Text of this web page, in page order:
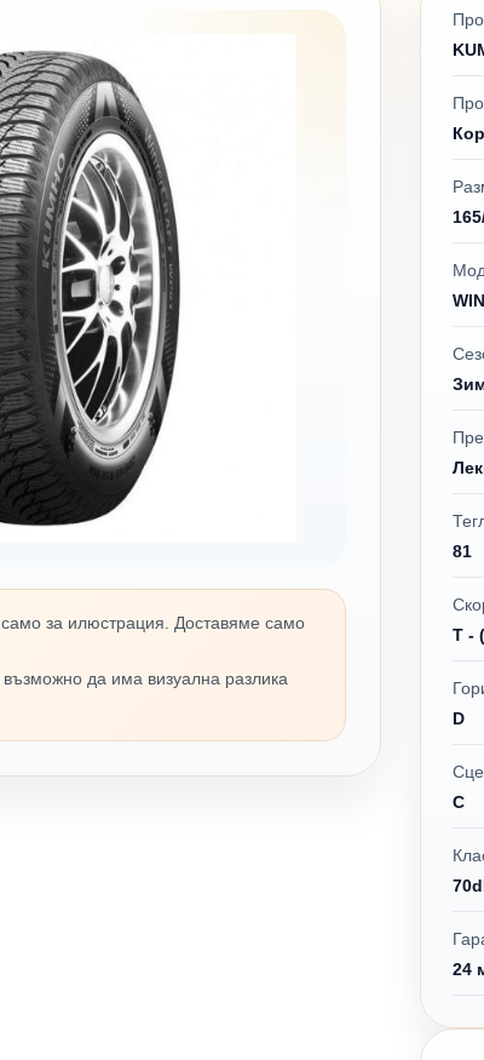
за илюстрация. Доставяме само
да има визуална разлика
81
T -
D
C
24